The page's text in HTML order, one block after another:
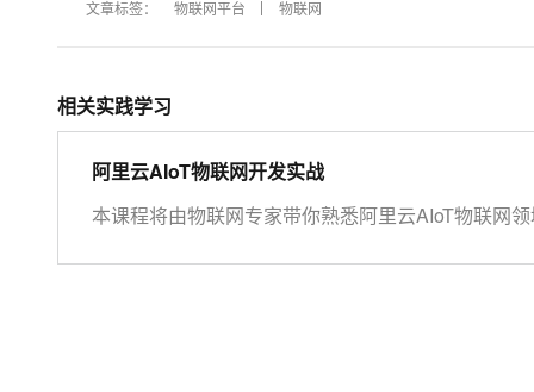
文章标签： 物联网平台 物联网
相关实践学习
阿里云AIoT物联网开发实战
本课程将由物联网专家带你熟悉阿里云AIoT物联网